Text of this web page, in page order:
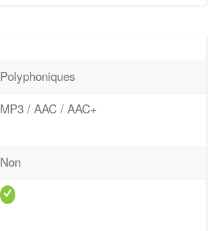
Polyphoniques
MP3 / AAC / AAC+
Non